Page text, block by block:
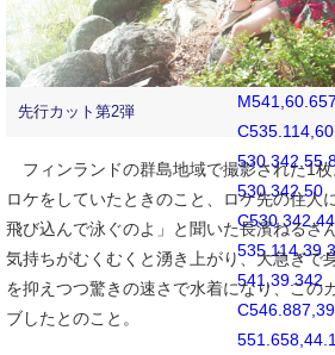
M541,60.657
530.342,50
541,39.342
先行カット第2弾
フィンランドの群島地域で撮影された1
ロケをしていたときのこと、ロケ先の住人
飛び込んで泳ぐのよ」と聞いた長濱ねるさ
気持ちがむくむくと湧き上がり、大急ぎで
を抑えつつ驚きの速さで水着になり、この
ブしたとのこと。